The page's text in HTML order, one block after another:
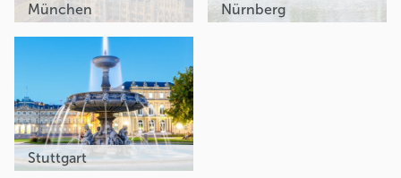
München Nürnberg
Stuttgart